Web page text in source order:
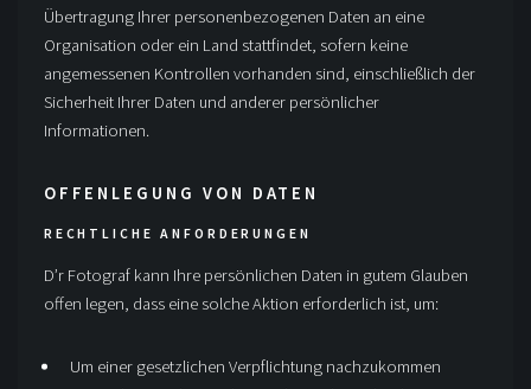
Übertragung Ihrer personenbezogenen Daten an eine
Organisation oder ein Land stattfindet, sofern keine
angemessenen Kontrollen vorhanden sind, einschließlich der
Sicherheit Ihrer Daten und anderer persönlicher
Informationen.
OFFENLEGUNG VON DATEN
RECHTLICHE ANFORDERUNGEN
D’r Fotograf kann Ihre persönlichen Daten in gutem Glauben
offen legen, dass eine solche Aktion erforderlich ist, um:
Um einer gesetzlichen Verpflichtung nachzukommen